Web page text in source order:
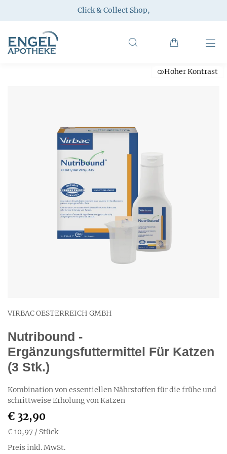
Click & Collect Shop,
Hoher Kontrast
VIRBAC OESTERREICH GMBH
Nutribound -
Ergänzungsfuttermittel Für Katzen
(3 Stk.)
Kombination von essentiellen Nährstoffen für die frühe und
schrittweise Erholung von Katzen
€ 32,90
€ 10,97 / Stück
Preis inkl. MwSt.